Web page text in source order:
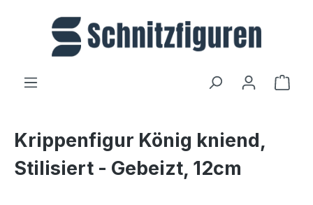
Zum Hauptinhalt springen
Krippenfigur König kniend,
Stilisiert - Gebeizt, 12cm